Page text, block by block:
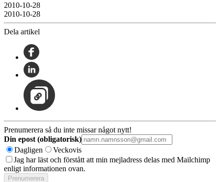
2010-10-28
2010-10-28
Dela artikel
Prenumerera så du inte missar något nytt!
Din epost (obligatorisk)
Dagligen
Veckovis
Jag har läst och förstått att min mejladress delas med Mailchimp
enligt informationen ovan.